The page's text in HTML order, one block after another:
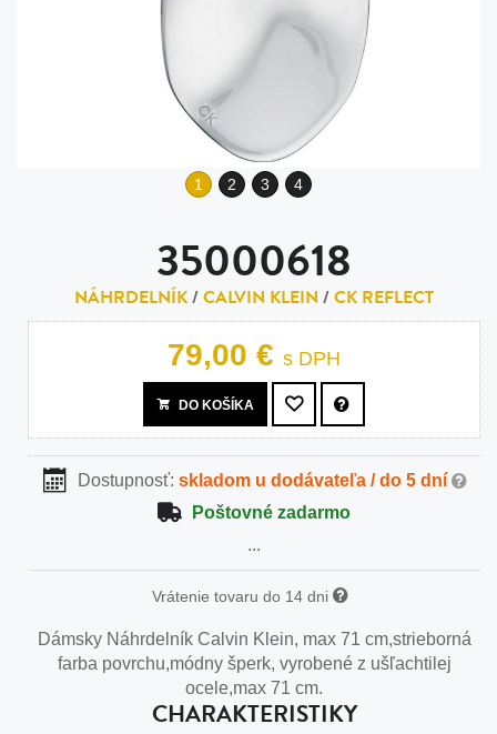
1 2 3 4
35000618
NÁHRDELNÍK/CALVIN KLEIN /CK REFLECT
79,00 € s DPH
DO KOŠÍKA
Dostupnosť: skladom u dodávateľa / do 5 dní
Poštovné zadarmo
...
Vrátenie tovaru do 14 dni
Dámsky Náhrdelník Calvin Klein, max 71 cm,strieborná
farba povrchu,módny šperk, vyrobené z ušľachtilej
ocele,max 71 cm.
CHARAKTERISTIKY